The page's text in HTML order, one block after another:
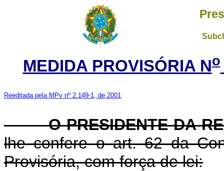
MEDIDA PROVISÓRIA No
Reeditada pela MPv nº 2.149-1, de 2001
O PRESIDENTE DA
lhe confere o art. 62 da
Provisória, com força de lei: